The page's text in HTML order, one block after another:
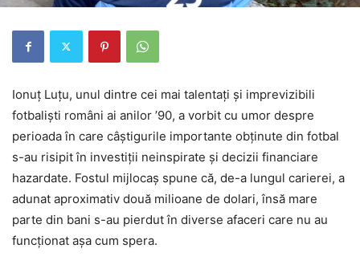
Ionuț Luțu, unul dintre cei mai talentați și imprevizibili
fotbaliști români ai anilor ’90, a vorbit cu umor despre
perioada în care câștigurile importante obținute din fotbal
s-au risipit în investiții neinspirate și decizii financiare
hazardate. Fostul mijlocaș spune că, de-a lungul carierei, a
adunat aproximativ două milioane de dolari, însă mare
parte din bani s-au pierdut în diverse afaceri care nu au
funcționat așa cum spera.